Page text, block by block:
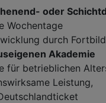
oder
Wochentage
durch
Akademie
für betrieblichen
Leistung,